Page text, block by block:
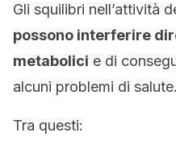
Gli squilibri nell’attività
possono interferire
metabolici e di
alcuni problemi di salute.
Tra questi: